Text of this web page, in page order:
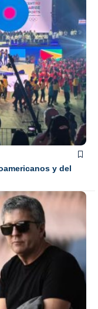
y del